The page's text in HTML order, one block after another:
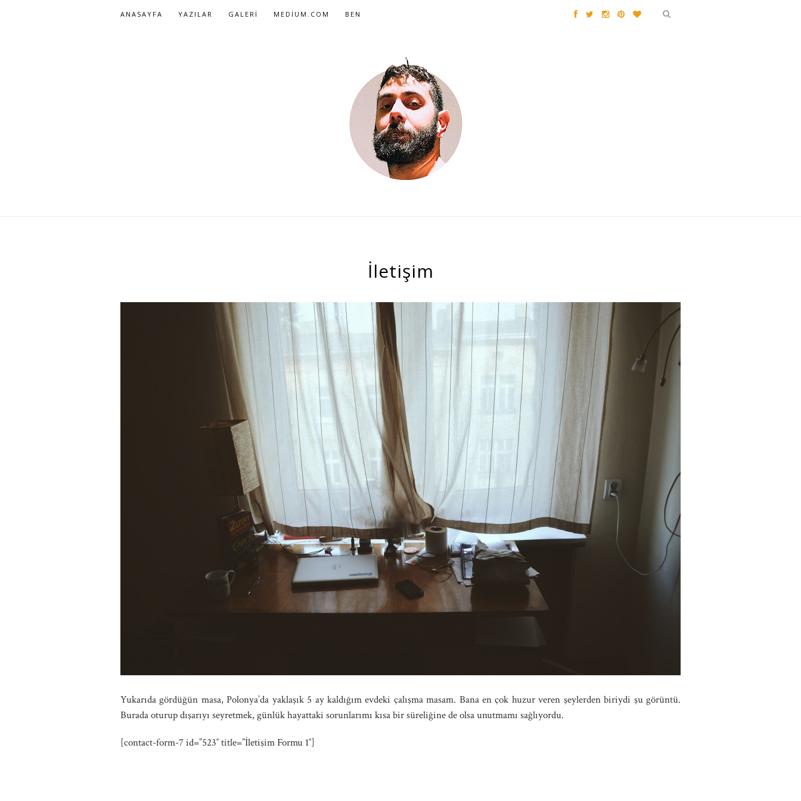
ANASAYFA YAZILAR GALERI MEDIUM.COM BEN
İletişim
Yukarıda gördüğün masa, Polonya’da yaklaşık 5 ay kaldığım evdeki çalışma masam. Bana en çok huzur veren şeylerden biriydi şu görüntü.
Burada oturup dışarıyı seyretmek, günlük hayattaki sorunlarımı kısa bir süreliğine de olsa unutmamı sağlıyordu.
[contact-form-7 id=”523″ title=”İletişim Formu 1″]